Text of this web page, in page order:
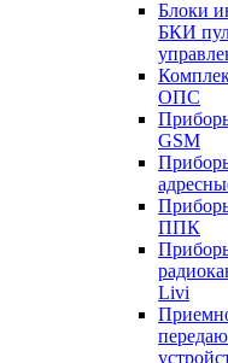
Блоки
БКИ
ОПС
GSM
ППК
Livi